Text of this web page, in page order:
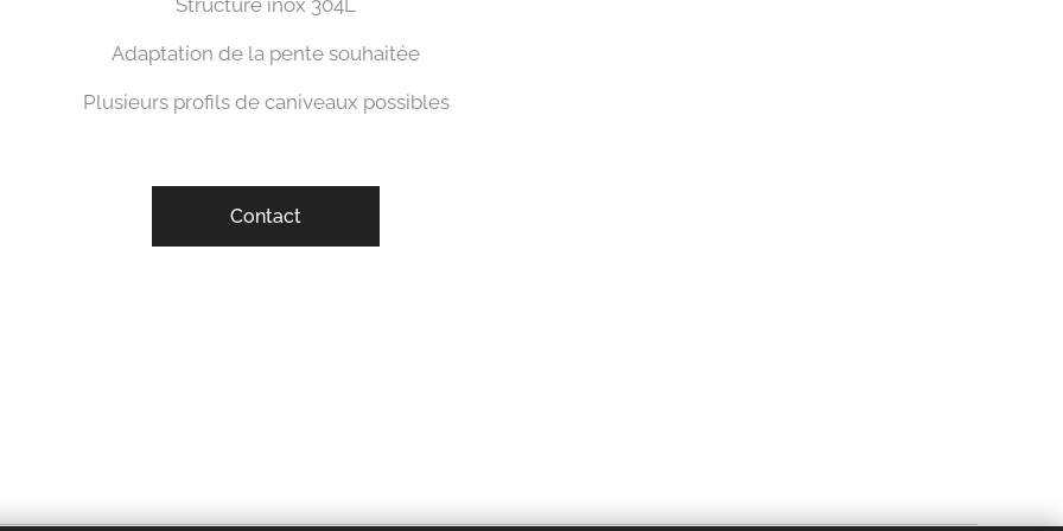
Adaptation de la pente souhaitée
Plusieurs profils de caniveaux possibles
Contact